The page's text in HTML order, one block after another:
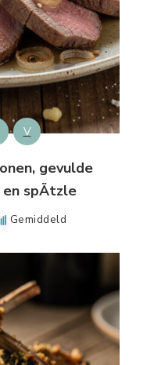
V
gevulde
spÄtzle
Gemiddeld